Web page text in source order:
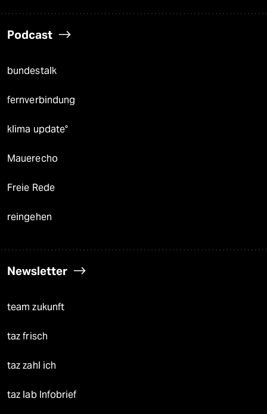
Podcast
bundestalk
fernverbindung
klima update°
Mauerecho
Freie Rede
reingehen
Newsletter
team zukunft
taz frisch
taz zahl ich
taz lab Infobrief